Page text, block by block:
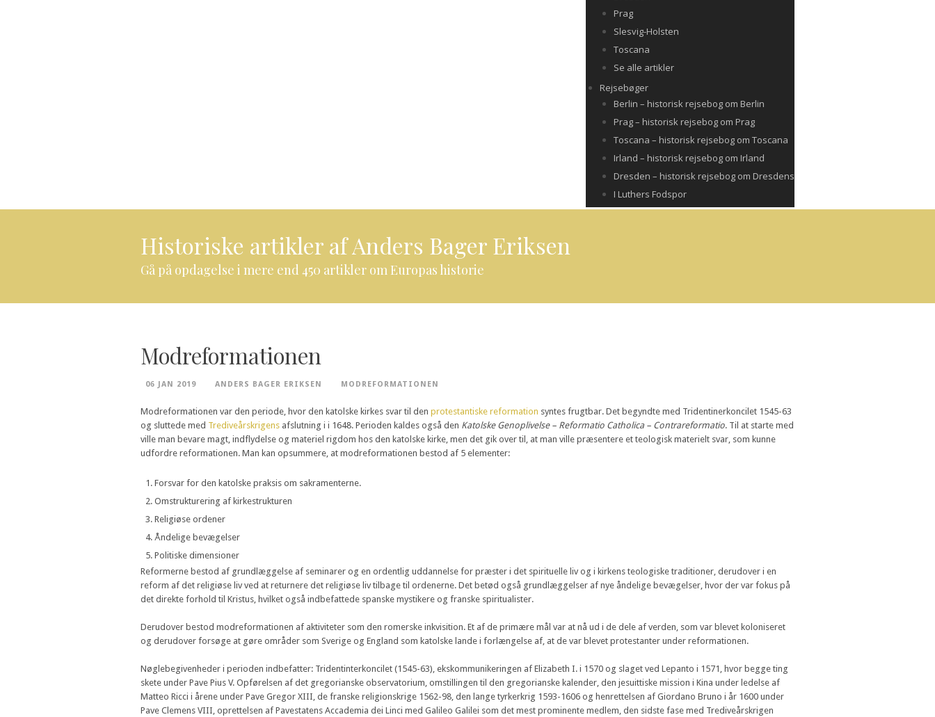
Prag
Slesvig-Holsten
Toscana
Se alle artikler
Rejsebøger
Berlin – historisk rejsebog om Berlin
Prag – historisk rejsebog om Prag
Toscana – historisk rejsebog om Toscana
Irland – historisk rejsebog om Irland
Dresden – historisk rejsebog om Dresdens
I Luthers Fodspor
Historiske artikler af Anders Bager Eriksen
Gå på opdagelse i mere end 450 artikler om Europas historie
Modreformationen
06 JAN 2019 ANDERS BAGER ERIKSEN MODREFORMATIONEN
Modreformationen var den periode, hvor den katolske kirkes svar til den protestantiske reformation syntes frugtbar. Det begyndte med Tridentinerkoncilet 1545-63
og sluttede med Trediveårskrigens afslutning i i 1648. Perioden kaldes også den Katolske Genoplivelse – Reformatio Catholica – Contrareformatio. Til at starte med
ville man bevare magt, indflydelse og materiel rigdom hos den katolske kirke, men det gik over til, at man ville præsentere et teologisk materielt svar, som kunne
udfordre reformationen. Man kan opsummere, at modreformationen bestod af 5 elementer:
Forsvar for den katolske praksis om sakramenterne.
Omstrukturering af kirkestrukturen
Religiøse ordener
Åndelige bevægelser
Politiske dimensioner
Reformerne bestod af grundlæggelse af seminarer og en ordentlig uddannelse for præster i det spirituelle liv og i kirkens teologiske traditioner, derudover i en
reform af det religiøse liv ved at returnere det religiøse liv tilbage til ordenerne. Det betød også grundlæggelser af nye åndelige bevægelser, hvor der var fokus på
det direkte forhold til Kristus, hvilket også indbefattede spanske mystikere og franske spiritualister.
Derudover bestod modreformationen af aktiviteter som den romerske inkvisition. Et af de primære mål var at nå ud i de dele af verden, som var blevet koloniseret
og derudover forsøge at gøre områder som Sverige og England som katolske lande i forlængelse af, at de var blevet protestanter under reformationen.
Nøglebegivenheder i perioden indbefatter: Tridentinterkoncilet (1545-63), ekskommunikeringen af Elizabeth I. i 1570 og slaget ved Lepanto i 1571, hvor begge ting
skete under Pave Pius V. Opførelsen af det gregorianske observatorium, omstillingen til den gregorianske kalender, den jesuittiske mission i Kina under ledelse af
Matteo Ricci i årene under Pave Gregor XIII, de franske religionskrige 1562-98, den lange tyrkerkrig 1593-1606 og henrettelsen af Giordano Bruno i år 1600 under
Pave Clemens VIII, oprettelsen af Pavestatens Accademia dei Linci med Galileo Galilei som det mest prominente medlem, den sidste fase med Trediveårskrigen